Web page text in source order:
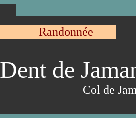
Randonnée
Dent de
Col de